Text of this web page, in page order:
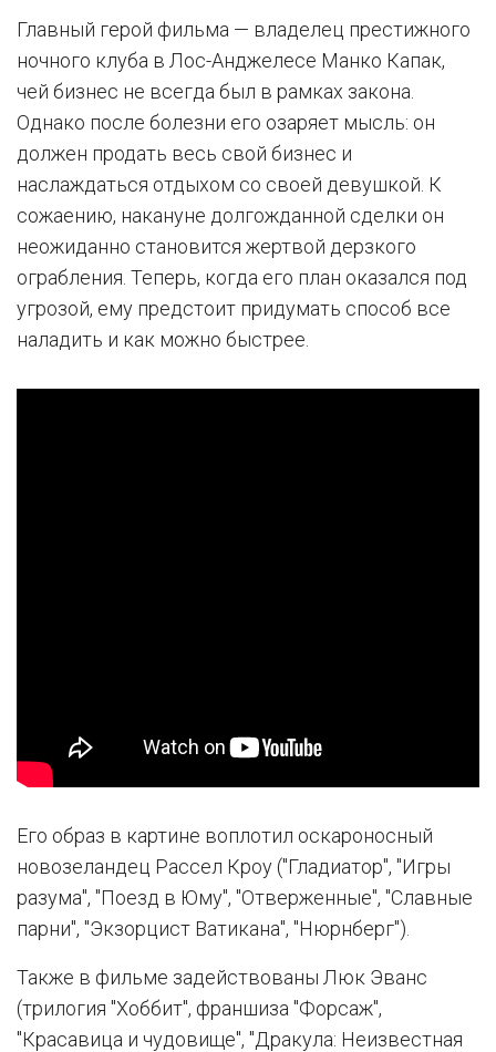
Главный герой фильма — владелец престижного
ночного клуба в Лос-Анджелесе Манко Капак,
чей бизнес не всегда был в рамках закона.
Однако после болезни его озаряет мысль: он
должен продать весь свой бизнес и
наслаждаться отдыхом со своей девушкой. К
сожаению, накануне долгожданной сделки он
неожиданно становится жертвой дерзкого
ограбления. Теперь, когда его план оказался под
угрозой, ему предстоит придумать способ все
наладить и как можно быстрее.
Его образ в картине воплотил оскароносный
новозеландец Рассел Кроу ("Гладиатор", "Игры
разума", "Поезд в Юму", "Отверженные", "Славные
парни", "Экзорцист Ватикана", "Нюрнберг").
Также в фильме задействованы Люк Эванс
(трилогия "Хоббит", франшиза "Форсаж",
"Красавица и чудовище", "Дракула: Неизвестная